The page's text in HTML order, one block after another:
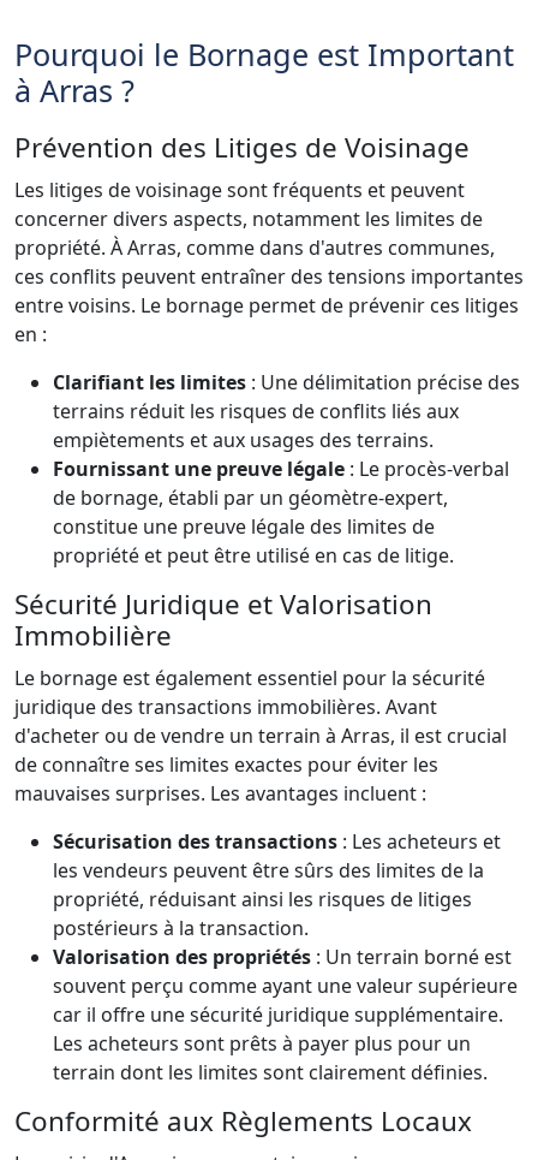
Pourquoi le Bornage est Important
à Arras ?
Prévention des Litiges de Voisinage
Les litiges de voisinage sont fréquents et peuvent
concerner divers aspects, notamment les limites de
propriété. À Arras, comme dans d'autres communes,
ces conflits peuvent entraîner des tensions importantes
entre voisins. Le bornage permet de prévenir ces litiges
en :
Clarifiant les limites : Une délimitation précise des
terrains réduit les risques de conflits liés aux
empiètements et aux usages des terrains.
Fournissant une preuve légale : Le procès-verbal
de bornage, établi par un géomètre-expert,
constitue une preuve légale des limites de
propriété et peut être utilisé en cas de litige.
Sécurité Juridique et Valorisation
Immobilière
Le bornage est également essentiel pour la sécurité
juridique des transactions immobilières. Avant
d'acheter ou de vendre un terrain à Arras, il est crucial
de connaître ses limites exactes pour éviter les
mauvaises surprises. Les avantages incluent :
Sécurisation des transactions : Les acheteurs et
les vendeurs peuvent être sûrs des limites de la
propriété, réduisant ainsi les risques de litiges
postérieurs à la transaction.
Valorisation des propriétés : Un terrain borné est
souvent perçu comme ayant une valeur supérieure
car il offre une sécurité juridique supplémentaire.
Les acheteurs sont prêts à payer plus pour un
terrain dont les limites sont clairement définies.
Conformité aux Règlements Locaux